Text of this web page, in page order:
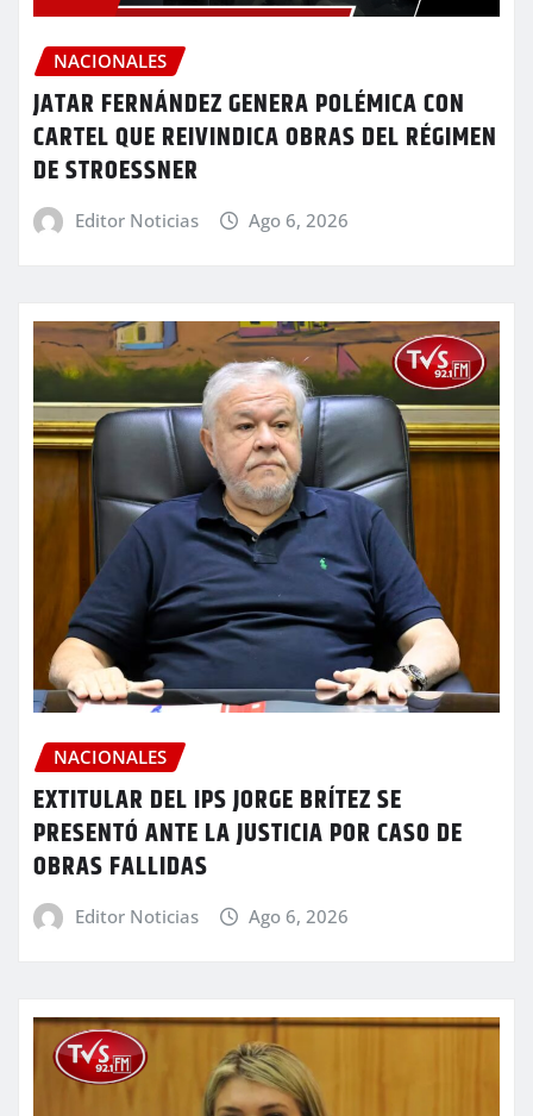
NACIONALES
JATAR FERNÁNDEZ GENERA POLÉMICA CON
CARTEL QUE REIVINDICA OBRAS DEL RÉGIMEN
DE STROESSNER
Editor Noticias Ago 6, 2026
NACIONALES
EXTITULAR DEL IPS JORGE BRÍTEZ SE
PRESENTÓ ANTE LA JUSTICIA POR CASO DE
OBRAS FALLIDAS
Editor Noticias Ago 6, 2026